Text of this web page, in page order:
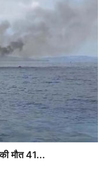
मौत 41...